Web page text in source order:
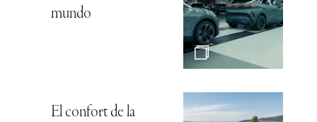
mundo
El confort de la